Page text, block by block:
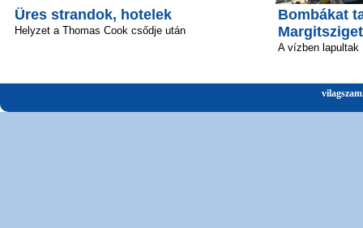
Üres strandok, hotelek
Helyzet a Thomas Cook csődje után
Bombákat
A vízben lapultak